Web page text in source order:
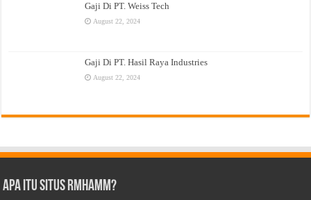
Gaji Di PT. Weiss Tech
August 22, 2024
Gaji Di PT. Hasil Raya Industries
August 22, 2024
Apa Itu Situs Rmhamm?